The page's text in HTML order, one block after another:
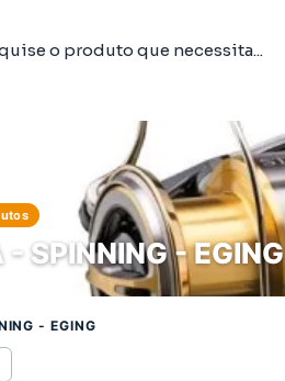
- SPINNING - EGING
- EGING